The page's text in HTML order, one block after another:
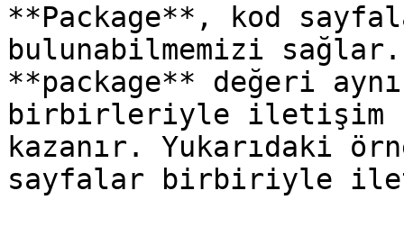
**Package**, kod
bulunabilmemizi
**package** değeri
birbirleriyle iletişim
kazanır. Yukarıdaki
sayfalar birbiriyle